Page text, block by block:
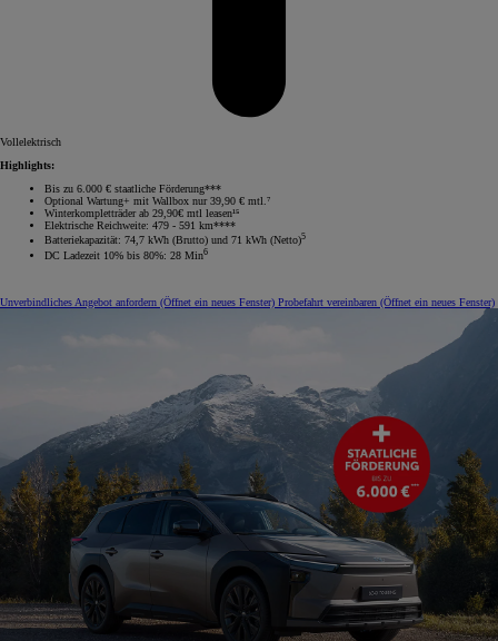
Vollelektrisch
Highlights:
Bis zu 6.000 € staatliche Förderung***
Optional Wartung+ mit Wallbox nur 39,90 € mtl.⁷
Winterkompletträder ab 29,90€ mtl leasen¹⁵
Elektrische Reichweite: 479 - 591 km****
Batteriekapazität: 74,7 kWh (Brutto) und 71 kWh (Netto)5
DC Ladezeit 10% bis 80%: 28 Min6
Unverbindliches Angebot anfordern (Öffnet ein neues Fenster) Probefahrt vereinbaren (Öffnet ein neues Fenster)